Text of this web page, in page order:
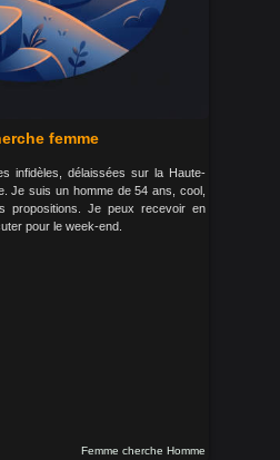
femme
infidèles, délaissées sur la Haute-
Je suis un homme de 54 ans, cool,
propositions. Je peux recevoir en
pour le week-end.
Femme cherche Homme